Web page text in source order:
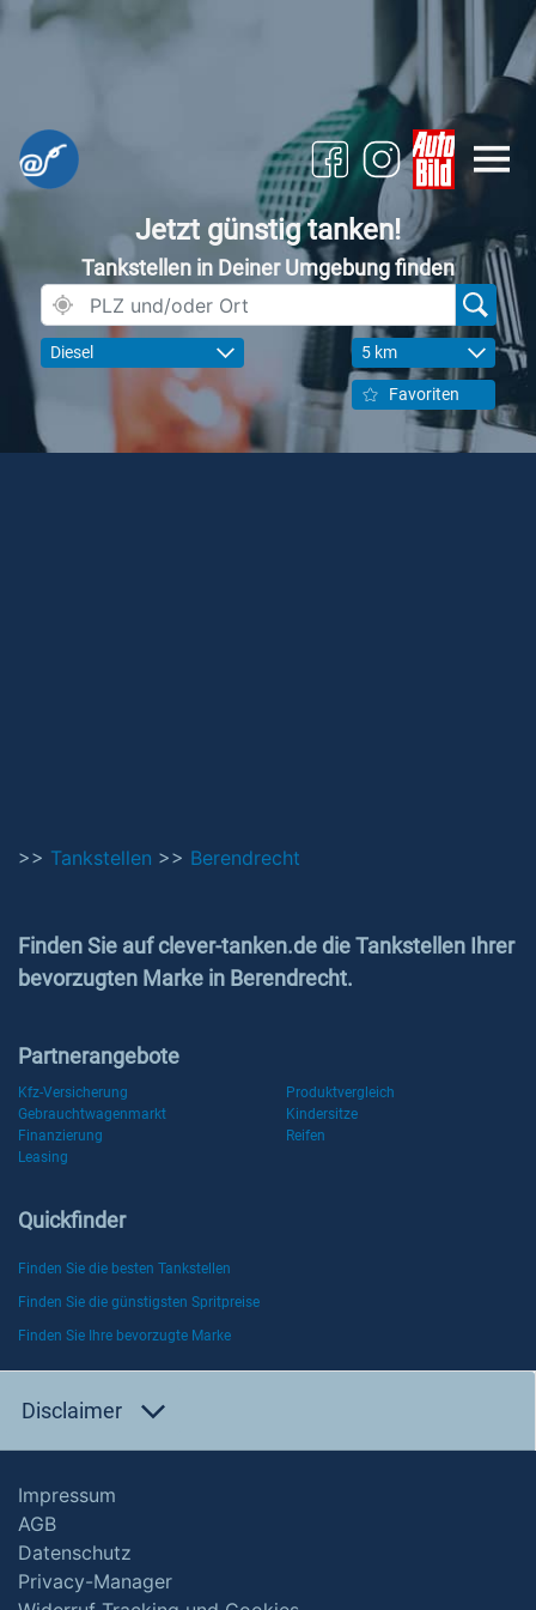
Jetzt günstig tanken!
Tankstellen in Deiner Umgebung finden
Diesel 5 km
Favoriten
>> Tankstellen >> Berendrecht
Finden Sie auf clever-tanken.de die Tankstellen Ihrer
bevorzugten Marke in Berendrecht.
Partnerangebote
Kfz-Versicherung
Produktvergleich
Gebrauchtwagenmarkt
Kindersitze
Finanzierung
Reifen
Leasing
Quickfinder
Finden Sie die besten Tankstellen
Finden Sie die günstigsten Spritpreise
Finden Sie Ihre bevorzugte Marke
Disclaimer
Impressum
AGB
Datenschutz
Privacy-Manager